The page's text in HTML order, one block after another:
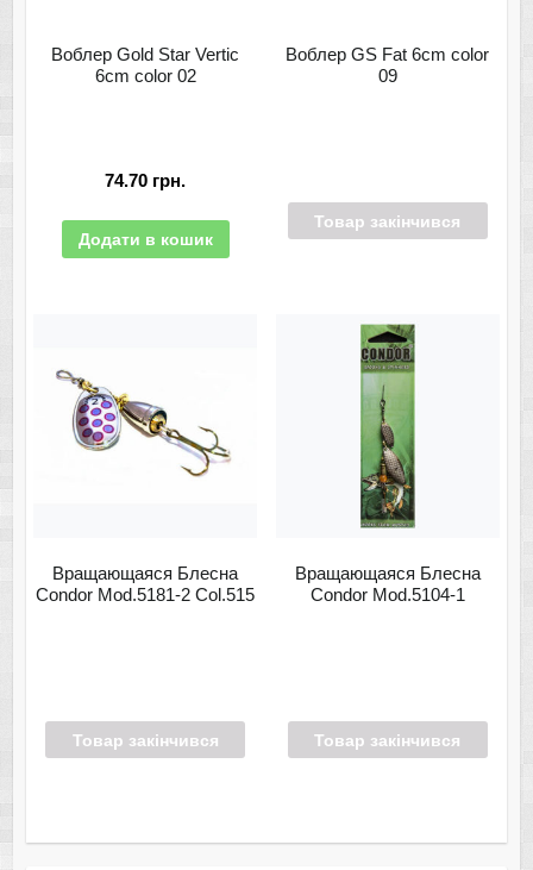
Воблер Gold Star Vertic
6cm color 02
74.70 грн.
Додати в кошик
Воблер GS Fat 6cm color
09
Товар закінчився
Вращающаяся Блесна
Condor Mod.5181-2 Col.515
Товар закінчився
Вращающаяся Блесна
Condor Mod.5104-1
Товар закінчився